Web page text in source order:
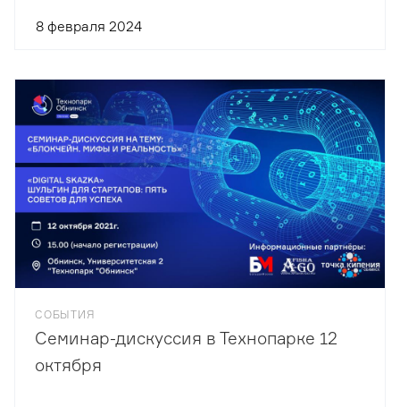
8 февраля 2024
СОБЫТИЯ
Семинар-дискуссия в Технопарке 12
октября